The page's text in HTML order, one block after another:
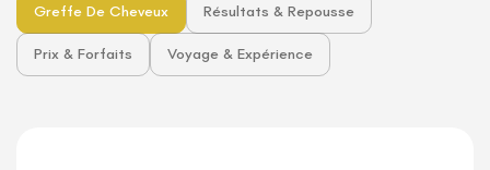
Greffe De Cheveux Résultats & Repousse
Prix & Forfaits Voyage & Expérience